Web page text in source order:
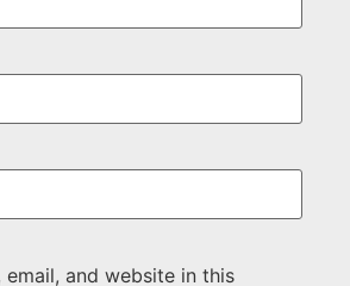
email, and website in this